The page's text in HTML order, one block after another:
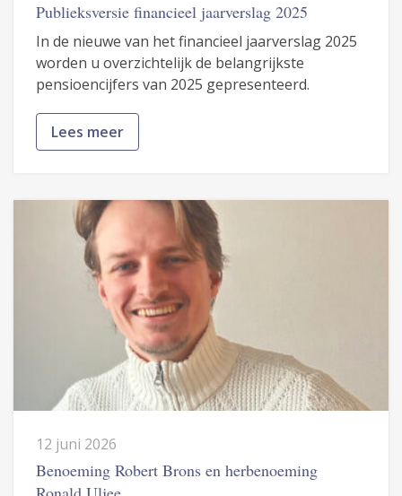
Publieksversie financieel jaarverslag 2025
In de nieuwe van het financieel jaarverslag 2025
worden u overzichtelijk de belangrijkste
pensioencijfers van 2025 gepresenteerd.
Lees meer
12 juni 2026
Benoeming Robert Brons en herbenoeming